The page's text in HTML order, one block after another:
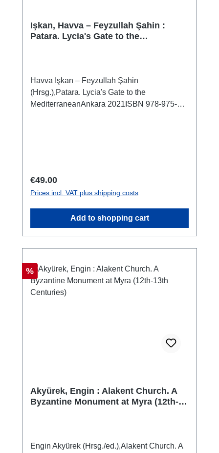
Işkan, Havva – Feyzullah Şahin :
Patara. Lycia's Gate to the
Havva Işkan – Feyzullah Şahin
(Hrsg.),Patara. Lycia's Gate to the
MediterraneanAnkara 2021ISBN 978-975-17-
Regular price:
€49.00
Prices incl. VAT plus shipping costs
Add to shopping cart
Discount
%
Akyürek, Engin : Alakent Church. A
Byzantine Monument at Myra (12th-
Engin Akyürek (Hrsg./ed.),Alakent Church. A